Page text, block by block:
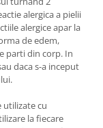
alergica a pielii
alergice apar la
de edem,
parti din corp. In
daca s-a inceput
utilizate cu
la fiecare